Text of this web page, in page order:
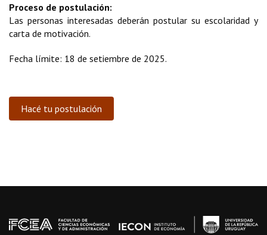
Proceso de postulación:
Las personas interesadas deberán postular su escolaridad y
carta de motivación.
Fecha límite: 18 de setiembre de 2025.
Hacé tu postulación